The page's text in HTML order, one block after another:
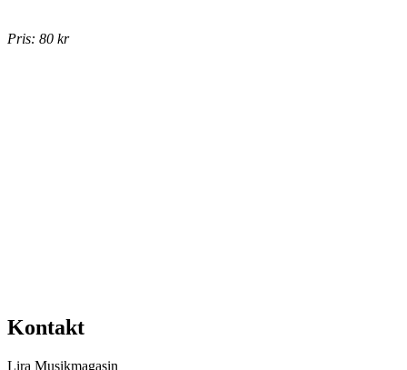
Pris: 80 kr
Kontakt
Lira Musikmagasin